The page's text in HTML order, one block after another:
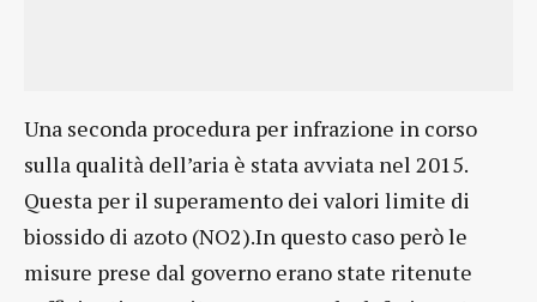
Una seconda procedura per infrazione in corso
sulla qualità dell’aria è stata avviata nel 2015.
Questa per il superamento dei valori limite di
biossido di azoto (NO2).In questo caso però le
misure prese dal governo erano state ritenute